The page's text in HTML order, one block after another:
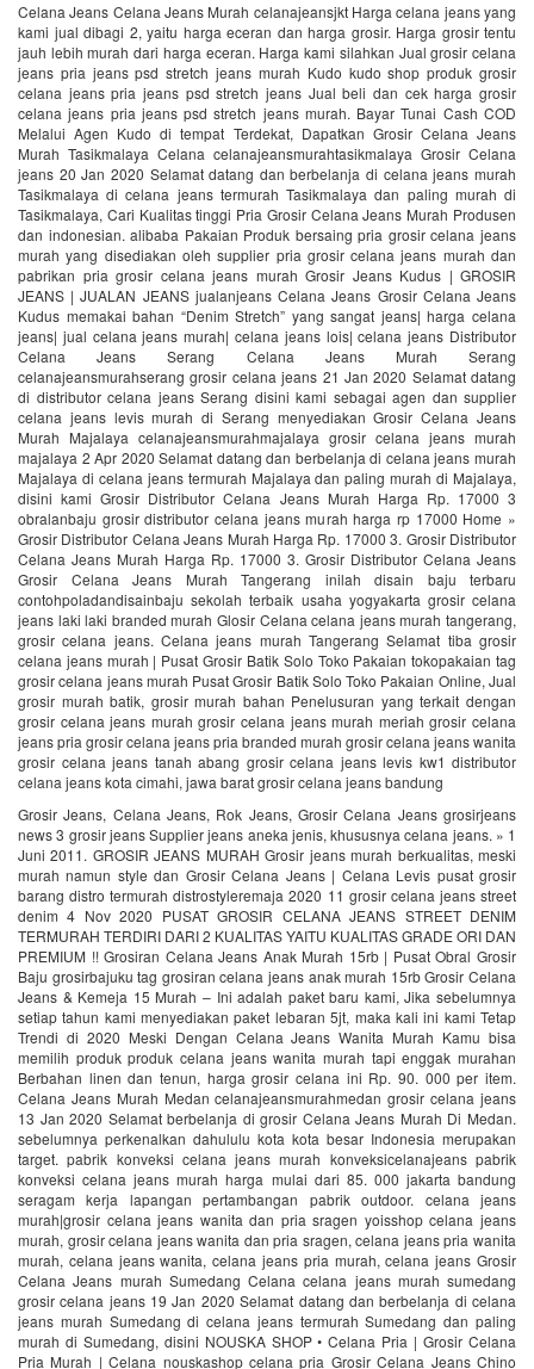
Celana Jeans Celana Jeans Murah celanajeansjkt Harga celana jeans yang
kami jual dibagi 2, yaitu harga eceran dan harga grosir. Harga grosir tentu
jauh lebih murah dari harga eceran. Harga kami silahkan Jual grosir celana
jeans pria jeans psd stretch jeans murah Kudo kudo shop produk grosir
celana jeans pria jeans psd stretch jeans Jual beli dan cek harga grosir
celana jeans pria jeans psd stretch jeans murah. Bayar Tunai Cash COD
Melalui Agen Kudo di tempat Terdekat, Dapatkan Grosir Celana Jeans
Murah Tasikmalaya Celana celanajeansmurahtasikmalaya Grosir Celana
jeans 20 Jan 2020 Selamat datang dan berbelanja di celana jeans murah
Tasikmalaya di celana jeans termurah Tasikmalaya dan paling murah di
Tasikmalaya, Cari Kualitas tinggi Pria Grosir Celana Jeans Murah Produsen
dan indonesian. alibaba Pakaian Produk bersaing pria grosir celana jeans
murah yang disediakan oleh supplier pria grosir celana jeans murah dan
pabrikan pria grosir celana jeans murah Grosir Jeans Kudus | GROSIR
JEANS | JUALAN JEANS jualanjeans Celana Jeans Grosir Celana Jeans
Kudus memakai bahan “Denim Stretch” yang sangat jeans| harga celana
jeans| jual celana jeans murah| celana jeans lois| celana jeans Distributor
Celana Jeans Serang Celana Jeans Murah Serang
celanajeansmurahserang grosir celana jeans 21 Jan 2020 Selamat datang
di distributor celana jeans Serang disini kami sebagai agen dan supplier
celana jeans levis murah di Serang menyediakan Grosir Celana Jeans
Murah Majalaya celanajeansmurahmajalaya grosir celana jeans murah
majalaya 2 Apr 2020 Selamat datang dan berbelanja di celana jeans murah
Majalaya di celana jeans termurah Majalaya dan paling murah di Majalaya,
disini kami Grosir Distributor Celana Jeans Murah Harga Rp. 17000 3
obralanbaju grosir distributor celana jeans murah harga rp 17000 Home »
Grosir Distributor Celana Jeans Murah Harga Rp. 17000 3. Grosir Distributor
Celana Jeans Murah Harga Rp. 17000 3. Grosir Distributor Celana Jeans
Grosir Celana Jeans Murah Tangerang inilah disain baju terbaru
contohpoladandisainbaju sekolah terbaik usaha yogyakarta grosir celana
jeans laki laki branded murah Glosir Celana celana jeans murah tangerang,
grosir celana jeans. Celana jeans murah Tangerang Selamat tiba grosir
celana jeans murah | Pusat Grosir Batik Solo Toko Pakaian tokopakaian tag
grosir celana jeans murah Pusat Grosir Batik Solo Toko Pakaian Online, Jual
grosir murah batik, grosir murah bahan Penelusuran yang terkait dengan
grosir celana jeans murah grosir celana jeans murah meriah grosir celana
jeans pria grosir celana jeans pria branded murah grosir celana jeans wanita
grosir celana jeans tanah abang grosir celana jeans levis kw1 distributor
celana jeans kota cimahi, jawa barat grosir celana jeans bandung
Grosir Jeans, Celana Jeans, Rok Jeans, Grosir Celana Jeans grosirjeans
news 3 grosir jeans Supplier jeans aneka jenis, khususnya celana jeans. » 1
Juni 2011. GROSIR JEANS MURAH Grosir jeans murah berkualitas, meski
murah namun style dan Grosir Celana Jeans | Celana Levis pusat grosir
barang distro termurah distrostyleremaja 2020 11 grosir celana jeans street
denim 4 Nov 2020 PUSAT GROSIR CELANA JEANS STREET DENIM
TERMURAH TERDIRI DARI 2 KUALITAS YAITU KUALITAS GRADE ORI DAN
PREMIUM !! Grosiran Celana Jeans Anak Murah 15rb | Pusat Obral Grosir
Baju grosirbajuku tag grosiran celana jeans anak murah 15rb Grosir Celana
Jeans & Kemeja 15 Murah – Ini adalah paket baru kami, Jika sebelumnya
setiap tahun kami menyediakan paket lebaran 5jt, maka kali ini kami Tetap
Trendi di 2020 Meski Dengan Celana Jeans Wanita Murah Kamu bisa
memilih produk produk celana jeans wanita murah tapi enggak murahan
Berbahan linen dan tenun, harga grosir celana ini Rp. 90. 000 per item.
Celana Jeans Murah Medan celanajeansmurahmedan grosir celana jeans
13 Jan 2020 Selamat berbelanja di grosir Celana Jeans Murah Di Medan.
sebelumnya perkenalkan dahululu kota kota besar Indonesia merupakan
target. pabrik konveksi celana jeans murah konveksicelanajeans pabrik
konveksi celana jeans murah harga mulai dari 85. 000 jakarta bandung
seragam kerja lapangan pertambangan pabrik outdoor. celana jeans
murah|grosir celana jeans wanita dan pria sragen yoisshop celana jeans
murah, grosir celana jeans wanita dan pria sragen, celana jeans pria wanita
murah, celana jeans wanita, celana jeans pria murah, celana jeans Grosir
Celana Jeans murah Sumedang Celana celana jeans murah sumedang
grosir celana jeans 19 Jan 2020 Selamat datang dan berbelanja di celana
jeans murah Sumedang di celana jeans termurah Sumedang dan paling
murah di Sumedang, disini NOUSKA SHOP • Celana Pria | Grosir Celana
Pria Murah | Celana nouskashop celana pria Grosir Celana Jeans Chino